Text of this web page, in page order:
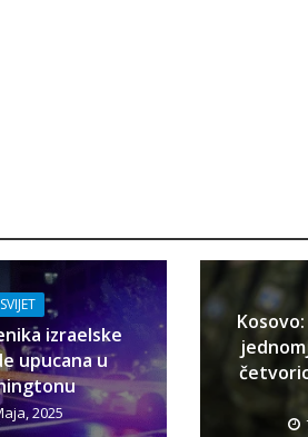
SVIJET
izraelske
upucana u
2025